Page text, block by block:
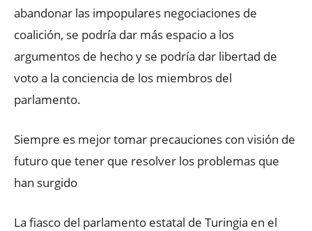
abandonar las impopulares negociaciones de
coalición, se podría dar más espacio a los
argumentos de hecho y se podría dar libertad de
voto a la conciencia de los miembros del
parlamento.
Siempre es mejor tomar precauciones con visión de
futuro que tener que resolver los problemas que
han surgido
La fiasco del parlamento estatal de Turingia en el